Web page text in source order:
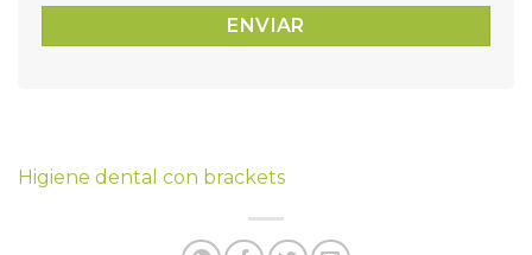
Higiene dental con brackets